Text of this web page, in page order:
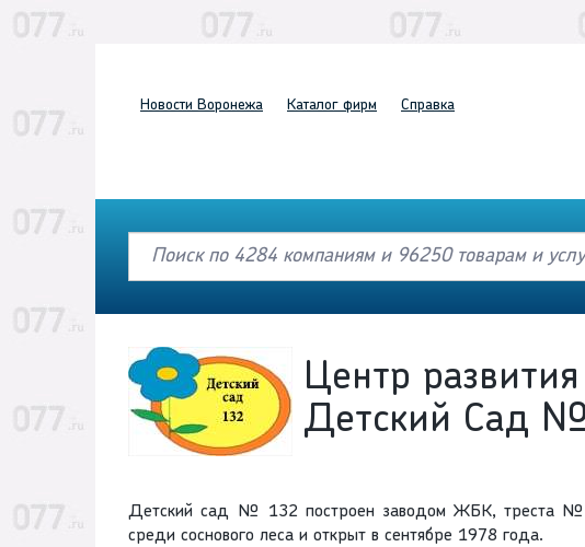
Новости Воронежа Каталог фирм Справка
Центр
Детский Сад
Детский сад № 132 построен заводом ЖБК, треста №6
среди соснового леса и открыт в сентябре 1978 года.